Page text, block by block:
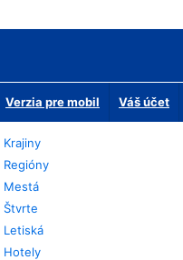
Verzia pre mobil Váš účet
Krajiny
Regióny
Mestá
Štvrte
Letiská
Hotely